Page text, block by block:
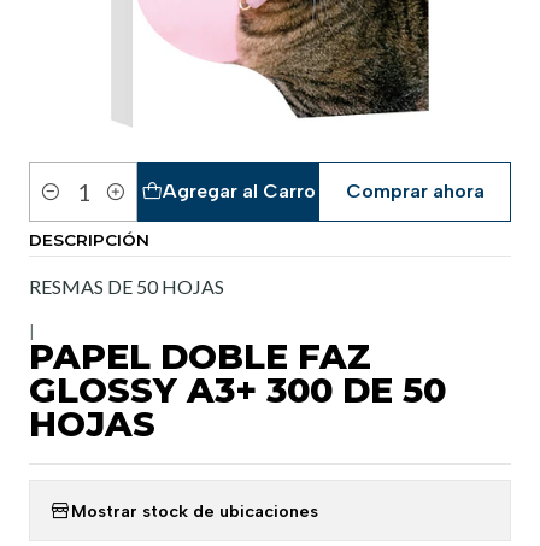
Cantidad
Agregar al Carro Comprar ahora
DESCRIPCIÓN
RESMAS DE 50 HOJAS
PAPEL DOBLE FAZ
GLOSSY A3+ 300 DE 50
HOJAS
Mostrar stock de ubicaciones